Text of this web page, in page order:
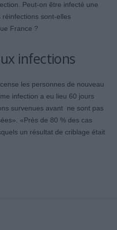
Peut-on être infecté une
sont-elles
France ?
infections
les personnes de nouveau
infection a eu lieu 60 jours
survenues avant ne sont pas
«Près de 80 % des cas
un résultat de criblage était